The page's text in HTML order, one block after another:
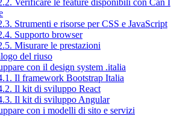
Verificare le feature disponibili con Can I
Strumenti e risorse per CSS e JavaScript
Supporto browser
Misurare le prestazioni
del riuso
con il design system .italia
Il framework Bootstrap Italia
Il kit di sviluppo React
Il kit di sviluppo Angular
con i modelli di sito e servizi